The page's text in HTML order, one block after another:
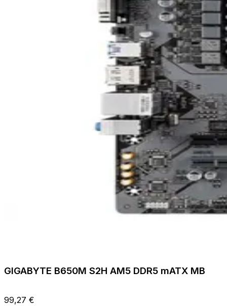
GIGABYTE B650M S2H AM5 DDR5 mATX MB
99,27 €